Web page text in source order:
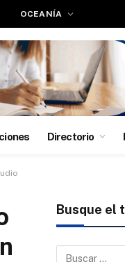
OCEANÍA
Directorio
Busque el